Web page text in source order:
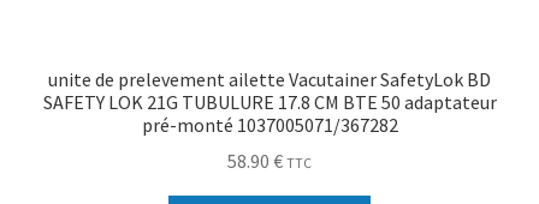
unite de prelevement ailette Vacutainer SafetyLok BD
SAFETY LOK 21G TUBULURE 17.8 CM BTE 50 adaptateur
pré-monté 1037005071/367282
58.90 € TTC